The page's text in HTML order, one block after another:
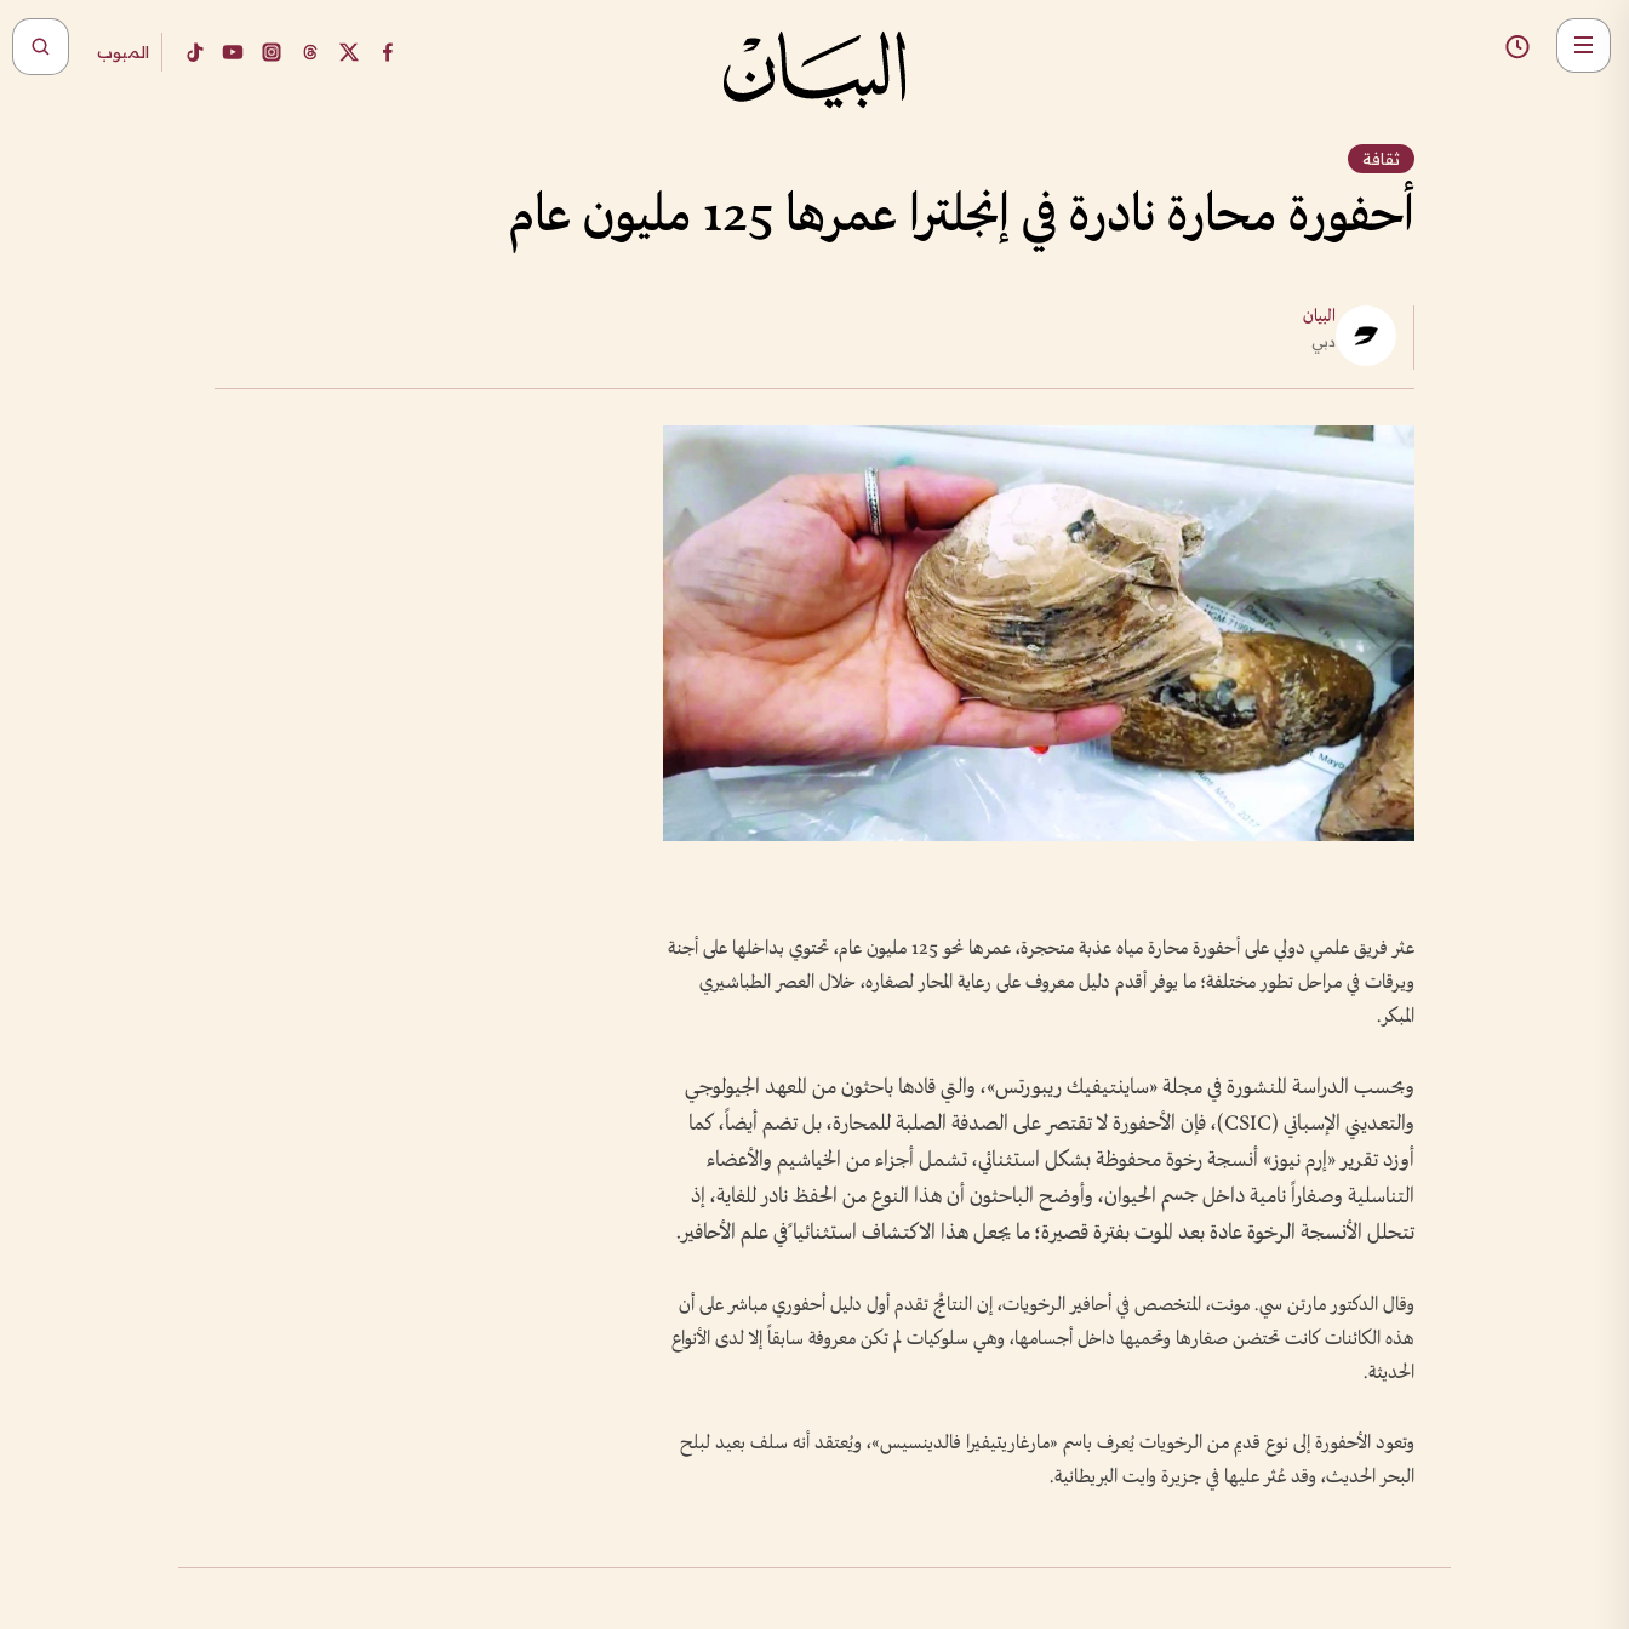
المبوب
ثقافة
أحفورة محارة نادرة في إنجلترا عمرها 125 مليون عام
البيان
دبي
عثر فريق علمي دولي على أحفورة محارة مياه عذبة متحجرة، عمرها نحو 125 مليون عام، تحتوي بداخلها على أجنة
ويرقات في مراحل تطور مختلفة؛ ما يوفر أقدم دليل معروف على رعاية المحار لصغاره، خلال العصر الطباشيري
المبكر.
وبحسب الدراسة المنشورة في مجلة «ساينتيفيك ريبورتس»، والتي قادها باحثون من المعهد الجيولوجي
والتعديني الإسباني (CSIC)، فإن الأحفورة لا تقتصر على الصدفة الصلبة للمحارة، بل تضم أيضاً، كما
أوزد تقرير «إرم نيوز» أنسجة رخوة محفوظة بشكل استثنائي، تشمل أجزاء من الخياشيم والأعضاء
التناسلية وصغاراً نامية داخل جسم الحيوان، وأوضح الباحثون أن هذا النوع من الحفظ نادر للغاية، إذ
تتحلل الأنسجة الرخوة عادة بعد الموت بفترة قصيرة؛ ما يجعل هذا الاكتشاف استثنائيا ًفي علم الأحافير.
وقال الدكتور مارتن سي. مونت، المتخصص في أحافير الرخويات، إن النتائج تقدم أول دليل أحفوري مباشر على أن
هذه الكائنات كانت تحتضن صغارها وتحميها داخل أجسامها، وهي سلوكيات لم تكن معروفة سابقاً إلا لدى الأنواع
الحديثة.
وتعود الأحفورة إلى نوع قديم من الرخويات يُعرف باسم «مارغاريتيفيرا فالدينسيس»، ويُعتقد أنه سلف بعيد لبلح
البحر الحديث، وقد عُثر عليها في جزيرة وايت البريطانية.